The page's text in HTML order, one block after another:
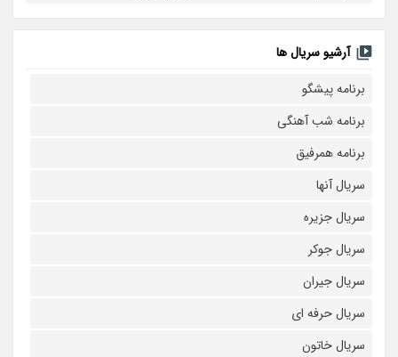
آرشیو سریال ها
برنامه پیشگو
برنامه شب آهنگی
برنامه همرفیق
سریال آنها
سریال جزیره
سریال جوکر
سریال جیران
سریال حرفه ای
سریال خاتون